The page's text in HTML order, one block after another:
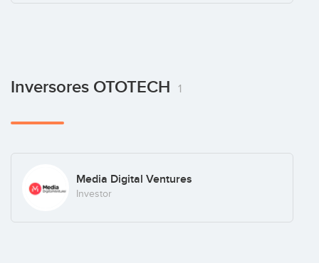
Inversores OTOTECH 1
Media Digital Ventures
Investor